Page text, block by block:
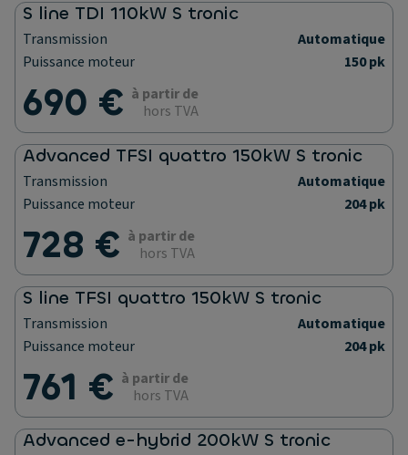
S line TDI 110kW S tronic
Transmission
Automatique
Puissance moteur
150 pk
690 € à partir de
hors TVA
Advanced TFSI quattro 150kW S tronic
Transmission
Automatique
Puissance moteur
204 pk
728 € à partir de
hors TVA
S line TFSI quattro 150kW S tronic
Transmission
Automatique
Puissance moteur
204 pk
761 € à partir de
hors TVA
Advanced e-hybrid 200kW S tronic